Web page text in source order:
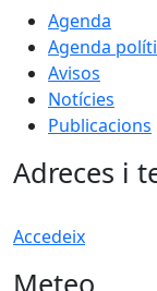
Agenda
Agenda
Avisos
Notícies
Publicacions
Adreces i
Accedeix
Meteo